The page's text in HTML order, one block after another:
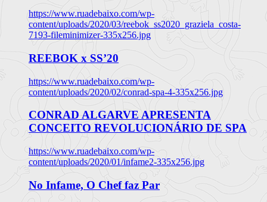
https://www.ruadebaixo.com/wp-
content/uploads/2020/03/reebok_ss2020_graziela_costa-
7193-fileminimizer-335x256.jpg
REEBOK x SS’20
https://www.ruadebaixo.com/wp-
content/uploads/2020/02/conrad-spa-4-335x256.jpg
CONRAD ALGARVE APRESENTA
CONCEITO REVOLUCIONÁRIO DE SPA
https://www.ruadebaixo.com/wp-
content/uploads/2020/01/infame2-335x256.jpg
No Infame, O Chef faz Par